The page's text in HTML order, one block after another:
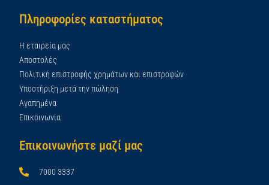
Πληροφορίες καταστήματος
Η εταιρεία μας
Αποστολές
Πολιτική επιστροφής χρημάτων και επιστροφών
Υποστήριξη μετά την πώληση
Αγαπημένα
Επικοινωνία
Επικοινωνήστε μαζί μας
7000 3337